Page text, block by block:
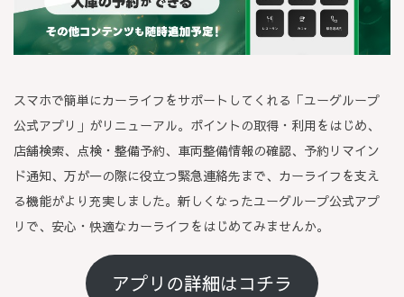
スマホで簡単にカーライフをサポートしてくれる「ユーグループ
公式アプリ」がリニューアル。ポイントの取得・利用をはじめ、
店舗検索、点検・整備予約、車両整備情報の確認、予約リマイン
ド通知、万が一の際に役立つ緊急連絡先まで、カーライフを支え
る機能がより充実しました。新しくなったユーグループ公式アプ
リで、安心・快適なカーライフをはじめてみませんか。
アプリの詳細はコチラ